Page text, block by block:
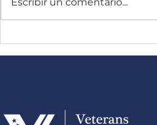
LIDERAZGO MÉDICO